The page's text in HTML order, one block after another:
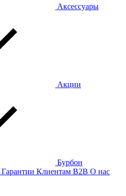
Аксессуары
Акции
Бурбон
Гарантии Клиентам B2B О нас